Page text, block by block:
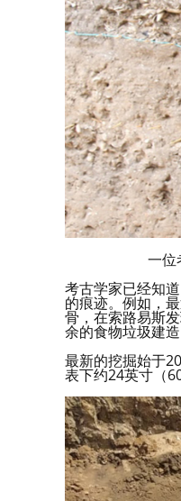
一位
考古学家已经知
的痕迹。例如，
骨，在索路易斯
余的食物垃圾建
最新的挖掘始于
表下约24英寸（